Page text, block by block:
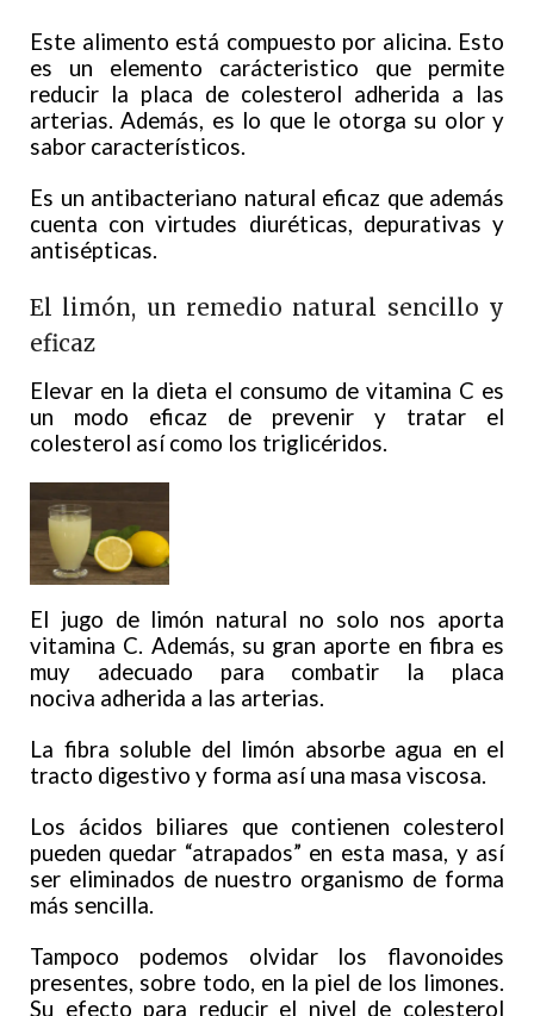
Este alimento está compuesto por alicina. Esto
es un elemento carácteristico que permite
reducir la placa de colesterol adherida a las
arterias. Además, es lo que le otorga su olor y
sabor característicos.
Es un antibacteriano natural eficaz que además
cuenta con virtudes diuréticas, depurativas y
antisépticas.
El limón, un remedio natural sencillo y
eficaz
Elevar en la dieta el consumo de vitamina C es
un modo eficaz de prevenir y tratar el
colesterol así como los triglicéridos.
El jugo de limón natural no solo nos aporta
vitamina C. Además, su gran aporte en fibra es
muy adecuado para combatir la placa
nociva adherida a las arterias.
La fibra soluble del limón absorbe agua en el
tracto digestivo y forma así una masa viscosa.
Los ácidos biliares que contienen colesterol
pueden quedar “atrapados” en esta masa, y así
ser eliminados de nuestro organismo de forma
más sencilla.
Tampoco podemos olvidar los flavonoides
presentes, sobre todo, en la piel de los limones.
Su efecto para reducir el nivel de colesterol